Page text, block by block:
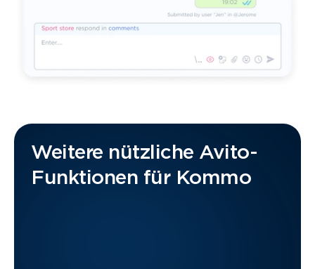
Weitere nützliche Avito-
Funktionen für Kommo